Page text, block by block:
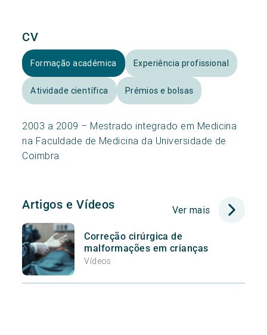
CV
Formação académica Experiência profissional
Atividade científica Prémios e bolsas
2003 a 2009 – Mestrado integrado em Medicina
na Faculdade de Medicina da Universidade de
Coimbra
Artigos e Vídeos Ver mais
Correção cirúrgica de
malformações em crianças
Vídeos